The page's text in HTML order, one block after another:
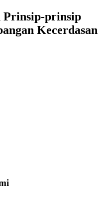
Prinsip-prinsip
Kecerdasan